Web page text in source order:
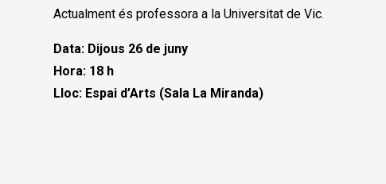
Actualment és professora a la Universitat de Vic.
Data: Dijous 26 de juny
Hora: 18 h
Lloc: Espai d’Arts (Sala La Miranda)